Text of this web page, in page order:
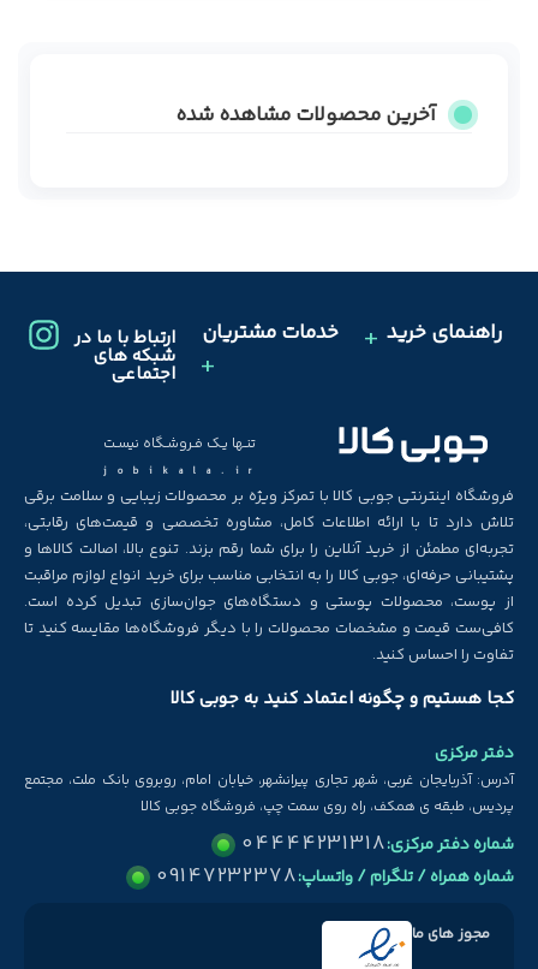
آخرین محصولات مشاهده شده
راهنمای خرید خدمات مشتریان ارتباط با ما در
شبکه های
اجتماعی
تنـها یـک فـروشـگاه نیسـت
jobikala.ir
فروشگاه اینترنتی جوبی کالا با تمرکز ویژه بر محصولات زیبایی و سلامت برقی
تلاش دارد تا با ارائه اطلاعات کامل، مشاوره تخصصی و قیمت‌های رقابتی،
تجربه‌ای مطمئن از خرید آنلاین را برای شما رقم بزند. تنوع بالا، اصالت کالاها و
پشتیبانی حرفه‌ای، جوبی کالا را به انتخابی مناسب برای خرید انواع لوازم مراقبت
از پوست، محصولات پوستی و دستگاه‌های جوان‌سازی تبدیل کرده است.
کافی‌ست قیمت و مشخصات محصولات را با دیگر فروشگاه‌ها مقایسه کنید تا
تفاوت را احساس کنید.
کجا هستیم و چگونه اعتماد کنید به جوبی کالا
دفتر مرکزی
آدرس: آذربایجان غربی، شهر تجاری پیرانشهر، خیابان امام، روبروی بانک ملت، مجتمع
پردیس، طبقه ی همکف، راه روی سمت چپ، فروشگاه جوبی کالا
شماره دفتر مرکزی:04444231318
شماره همراه / تلگرام / واتساپ:09147232378
مجوز های ما